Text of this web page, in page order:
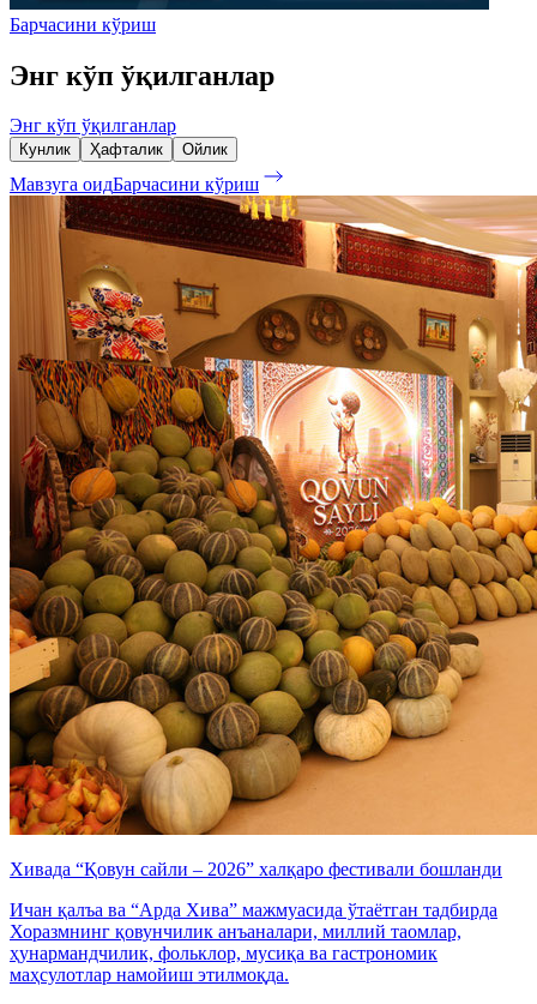
Барчасини кўриш
Энг кўп ўқилганлар
Энг кўп ўқилганлар
Кунлик Ҳафталик Ойлик
Мавзуга оидБарчасини кўриш
Хивада “Қовун сайли – 2026” халқаро фестивали бошланди
Ичан қалъа ва “Арда Хива” мажмуасида ўтаётган тадбирда
Хоразмнинг қовунчилик анъаналари, миллий таомлар,
ҳунармандчилик, фольклор, мусиқа ва гастрономик
маҳсулотлар намойиш этилмоқда.